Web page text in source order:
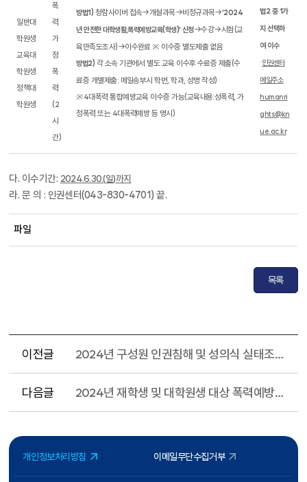
일반대
학원생
교육대
학원생
정책대
학원생
폭
력
가
정
폭
력
(2
시
간)
방법1) 청람사이버 접속→개설과목→비정규과목→‘2024
년 안전한 대학생활,폭력예방교육(학생)’ 신청→수강→시험(교
육만족도조사)→이수완료 ※ 이수증 별도제출 없음
방법2) 각 소속 기관에서 별도 교육 이수후 수료증 제출(수
료증 개별제출: 메일송부시 학번, 학과, 성명 작성)
※4대폭력 통합예방교육 이수증 가능(교육내용:성폭력, 가
정폭력 또는 4대폭력예방 등 명시)
법2 중 1가
지 선택하
여 이수
·인권센터
메일주소
humanri
ghts@kn
ue.ac.kr
다. 이수기간: 2024.6.30.(일)까지
라. 문 의 : 인권센터(043-830-4701) 끝.
파일
목록
이전글 2024년 구성원 인권침해 및 성의식 실태조사 실시 협조 요청
다음글 2024년 재학생 및 대학원생 대상 폭력예방교육 이수 협조 요청
개인정보처리방침 이메일무단수집거부